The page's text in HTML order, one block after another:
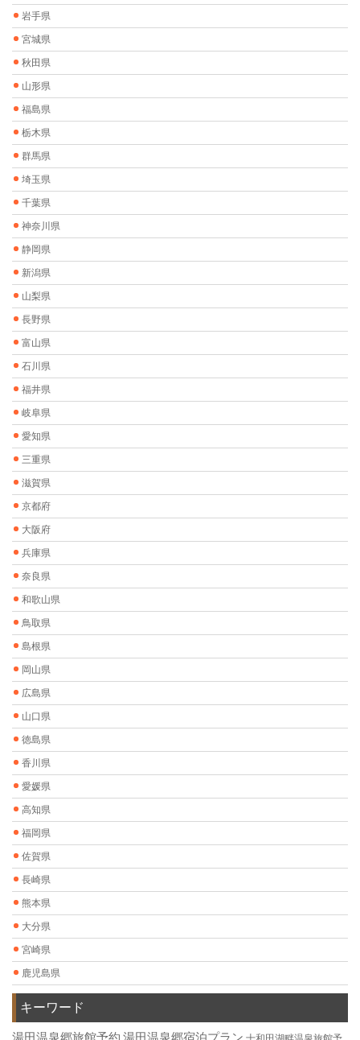
岩手県
宮城県
秋田県
山形県
福島県
栃木県
群馬県
埼玉県
千葉県
神奈川県
静岡県
新潟県
山梨県
長野県
富山県
石川県
福井県
岐阜県
愛知県
三重県
滋賀県
京都府
大阪府
兵庫県
奈良県
和歌山県
鳥取県
島根県
岡山県
広島県
山口県
徳島県
香川県
愛媛県
高知県
福岡県
佐賀県
長崎県
熊本県
大分県
宮崎県
鹿児島県
キーワード